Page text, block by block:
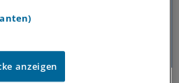
anzeigen